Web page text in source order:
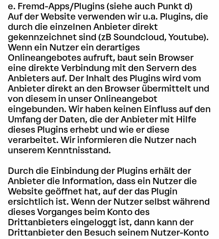
e. Fremd-Apps/Plugins (siehe auch Punkt d)
Auf der Website verwenden wir u.a. Plugins, die
durch die einzelnen Anbieter direkt
gekennzeichnet sind (zB Soundcloud, Youtube).
Wenn ein Nutzer ein derartiges
Onlineangebotes aufruft, baut sein Browser
eine direkte Verbindung mit den Servern des
Anbieters auf. Der Inhalt des Plugins wird vom
Anbieter direkt an den Browser übermittelt und
von diesem in unser Onlineangebot
eingebunden. Wir haben keinen Einfluss auf den
Umfang der Daten, die der Anbieter mit Hilfe
dieses Plugins erhebt und wie er diese
verarbeitet. Wir informieren die Nutzer nach
unserem Kenntnisstand.
Durch die Einbindung der Plugins erhält der
Anbieter die Information, dass ein Nutzer die
Website geöffnet hat, auf der das Plugin
ersichtlich ist. Wenn der Nutzer selbst während
dieses Vorganges beim Konto des
Drittanbieters eingeloggt ist, dann kann der
Drittanbieter den Besuch seinem Nutzer-Konto